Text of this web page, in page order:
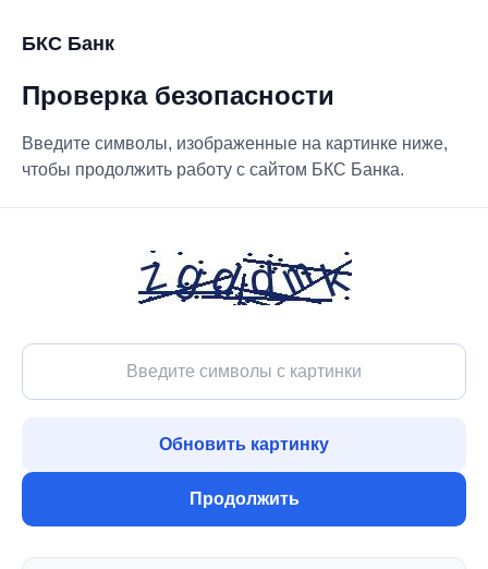
БКС Банк
Проверка безопасности
Введите символы, изображенные на картинке ниже,
чтобы продолжить работу с сайтом БКС Банка.
Обновить картинку
Продолжить